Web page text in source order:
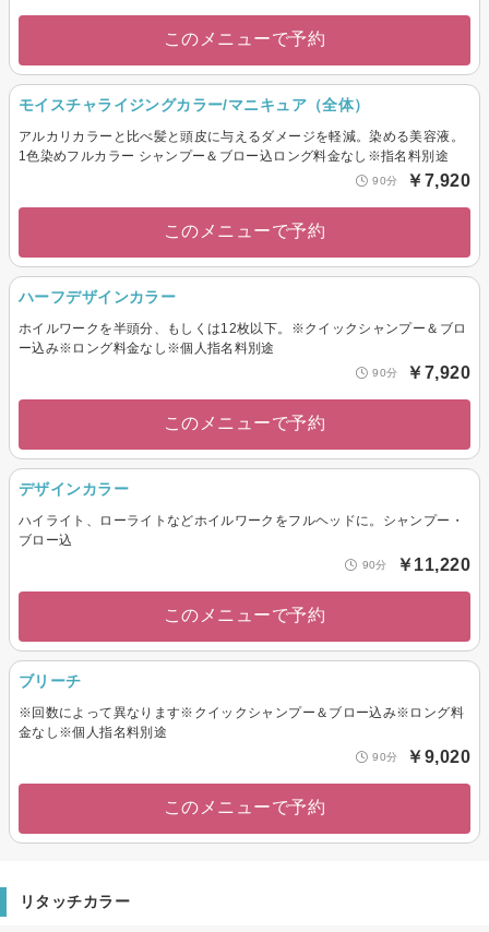
このメニューで予約
モイスチャライジングカラー/マニキュア（全体）
アルカリカラーと比べ髪と頭皮に与えるダメージを軽減。染める美容液。
1色染めフルカラー シャンプー＆ブロー込ロング料金なし※指名料別途
90分 ￥7,920
このメニューで予約
ハーフデザインカラー
ホイルワークを半頭分、もしくは12枚以下。※クイックシャンプー＆ブロ
ー込み※ロング料金なし※個人指名料別途
90分 ￥7,920
このメニューで予約
デザインカラー
ハイライト、ローライトなどホイルワークをフルヘッドに。シャンプー・
ブロー込
90分 ￥11,220
このメニューで予約
ブリーチ
※回数によって異なります※クイックシャンプー＆ブロー込み※ロング料
金なし※個人指名料別途
90分 ￥9,020
このメニューで予約
リタッチカラー